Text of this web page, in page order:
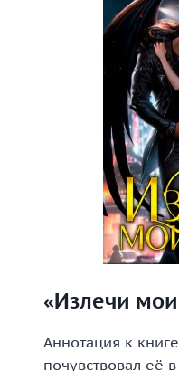
«Излечи
Аннотация к
почувствовал её